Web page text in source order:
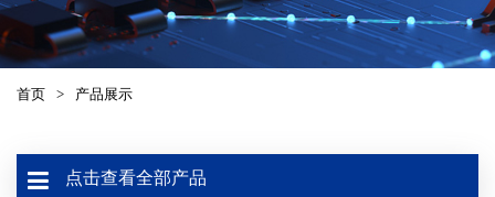
首页 > 产品展示
点击查看全部产品